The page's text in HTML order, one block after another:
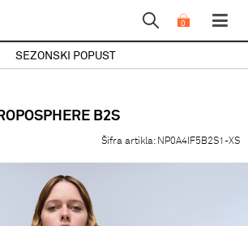
0
SEZONSKI POPUST
B2S
Šifra artikla: NP0A4IF5B2S1-XS